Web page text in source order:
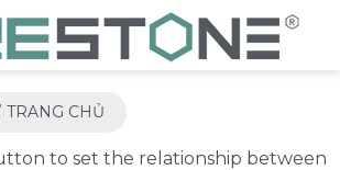
TRANG CHỦ
to set the relationship between